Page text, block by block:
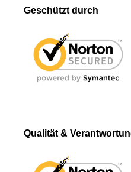
Geschützt durch
Qualität &